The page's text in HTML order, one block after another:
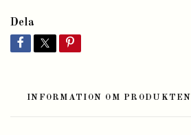
Dela
INFORMATION OM PRODUKTEN